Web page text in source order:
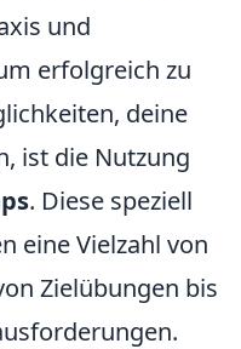
und
erfolgreich zu
deine
ist die Nutzung
. Diese speziell
eine Vielzahl von
Zielübungen bis